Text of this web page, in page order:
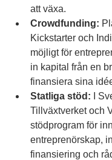
att växa.
Crowdfunding:
Kickstarter och
möjligt för
in kapital från en
finansiera sina
Statliga stöd: I
Tillväxtverket och
stödprogram för
entreprenörskap,
finansiering och